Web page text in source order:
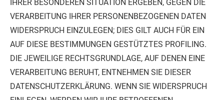
IHRER BESONDEREN SITUATION ERGEBEN, GEGEN DIE
VERARBEITUNG IHRER PERSONENBEZOGENEN DATEN
WIDERSPRUCH EINZULEGEN; DIES GILT AUCH FÜR EIN
AUF DIESE BESTIMMUNGEN GESTÜTZTES PROFILING.
DIE JEWEILIGE RECHTSGRUNDLAGE, AUF DENEN EINE
VERARBEITUNG BERUHT, ENTNEHMEN SIE DIESER
DATENSCHUTZERKLÄRUNG. WENN SIE WIDERSPRUCH